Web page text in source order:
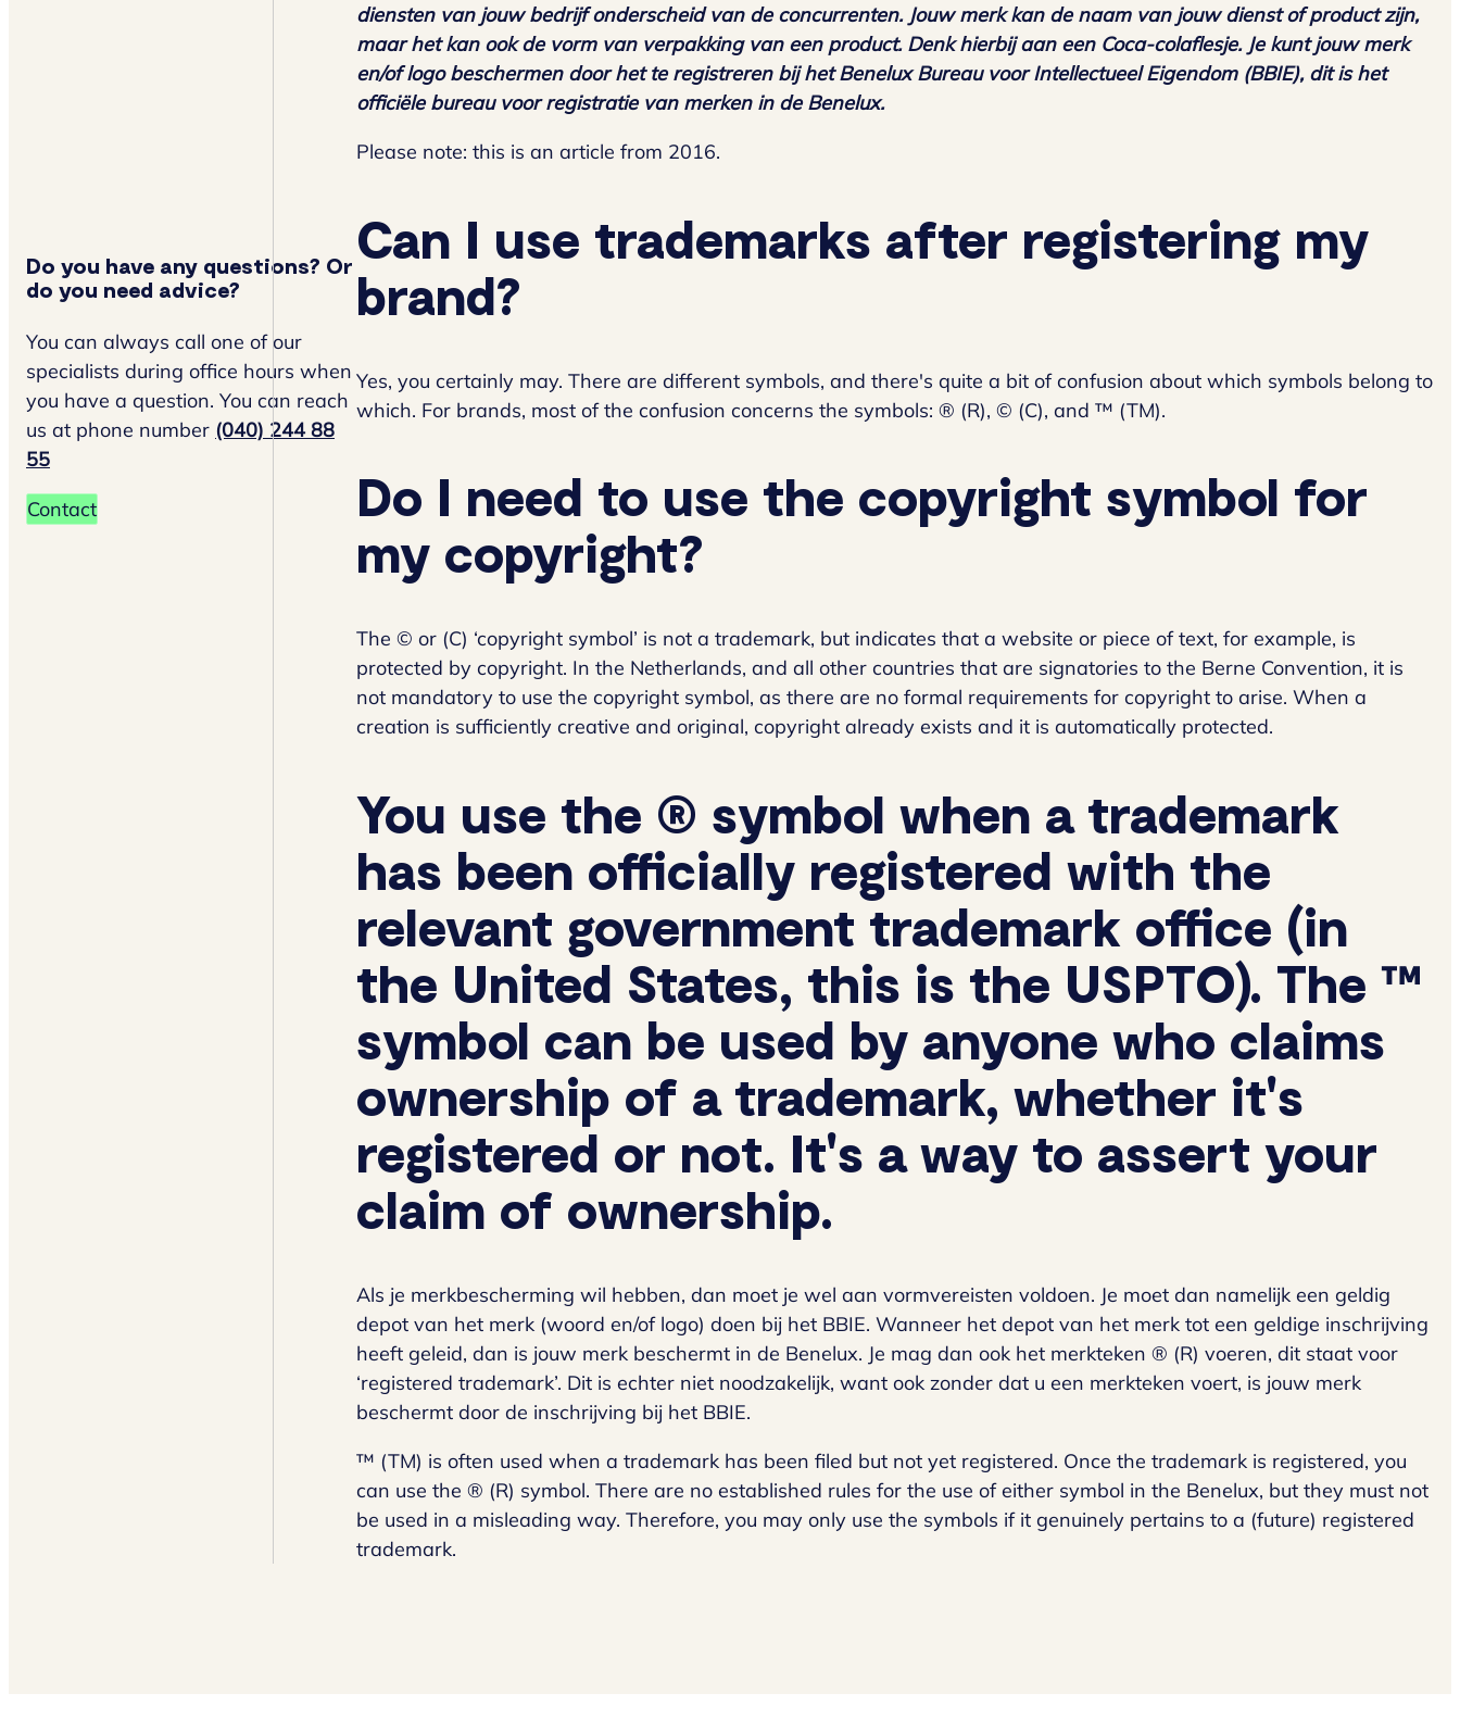
Do you have any questions? Or
do you need advice?
You can always call one of our
specialists during office hours when
you have a question. You can reach
us at phone number (040) 244 88
55
Contact
diensten van jouw bedrijf onderscheid van de concurrenten. Jouw merk kan de naam van jouw dienst of product zijn,
maar het kan ook de vorm van verpakking van een product. Denk hierbij aan een Coca-colaflesje. Je kunt jouw merk
en/of logo beschermen door het te registreren bij het Benelux Bureau voor Intellectueel Eigendom (BBIE), dit is het
officiële bureau voor registratie van merken in de Benelux.
Please note: this is an article from 2016.
Can I use trademarks after registering my
brand?
Yes, you certainly may. There are different symbols, and there's quite a bit of confusion about which symbols belong to
which. For brands, most of the confusion concerns the symbols: ® (R), © (C), and ™ (TM).
Do I need to use the copyright symbol for
my copyright?
The © or (C) ‘copyright symbol’ is not a trademark, but indicates that a website or piece of text, for example, is
protected by copyright. In the Netherlands, and all other countries that are signatories to the Berne Convention, it is
not mandatory to use the copyright symbol, as there are no formal requirements for copyright to arise. When a
creation is sufficiently creative and original, copyright already exists and it is automatically protected.
You use the ® symbol when a trademark
has been officially registered with the
relevant government trademark office (in
the United States, this is the USPTO). The ™
symbol can be used by anyone who claims
ownership of a trademark, whether it's
registered or not. It's a way to assert your
claim of ownership.
Als je merkbescherming wil hebben, dan moet je wel aan vormvereisten voldoen. Je moet dan namelijk een geldig
depot van het merk (woord en/of logo) doen bij het BBIE. Wanneer het depot van het merk tot een geldige inschrijving
heeft geleid, dan is jouw merk beschermt in de Benelux. Je mag dan ook het merkteken ® (R) voeren, dit staat voor
‘registered trademark’. Dit is echter niet noodzakelijk, want ook zonder dat u een merkteken voert, is jouw merk
beschermt door de inschrijving bij het BBIE.
™ (TM) is often used when a trademark has been filed but not yet registered. Once the trademark is registered, you
can use the ® (R) symbol. There are no established rules for the use of either symbol in the Benelux, but they must not
be used in a misleading way. Therefore, you may only use the symbols if it genuinely pertains to a (future) registered
trademark.